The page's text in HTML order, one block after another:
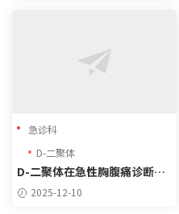
急诊科
D-二聚体
D-二聚体在急性胸腹痛诊断中
的意义与防漏诊策略
2025-12-10